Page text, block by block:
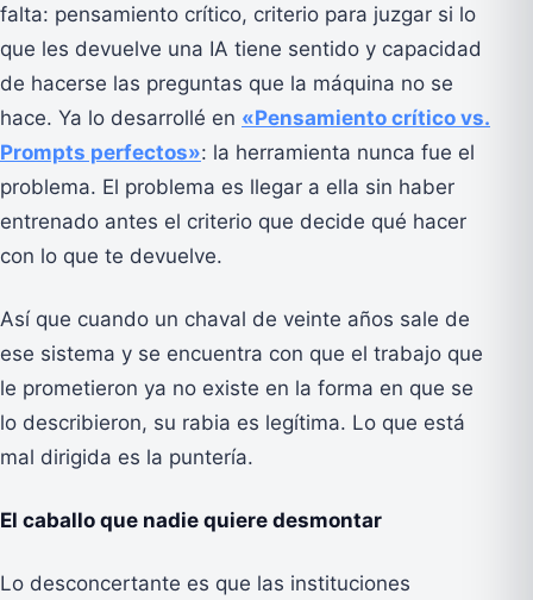
falta: pensamiento crítico, criterio para juzgar si lo
que les devuelve una IA tiene sentido y capacidad
de hacerse las preguntas que la máquina no se
hace. Ya lo desarrollé en «Pensamiento crítico vs.
Prompts perfectos»: la herramienta nunca fue el
problema. El problema es llegar a ella sin haber
entrenado antes el criterio que decide qué hacer
con lo que te devuelve.
Así que cuando un chaval de veinte años sale de
ese sistema y se encuentra con que el trabajo que
le prometieron ya no existe en la forma en que se
lo describieron, su rabia es legítima. Lo que está
mal dirigida es la puntería.
El caballo que nadie quiere desmontar
Lo desconcertante es que las instituciones